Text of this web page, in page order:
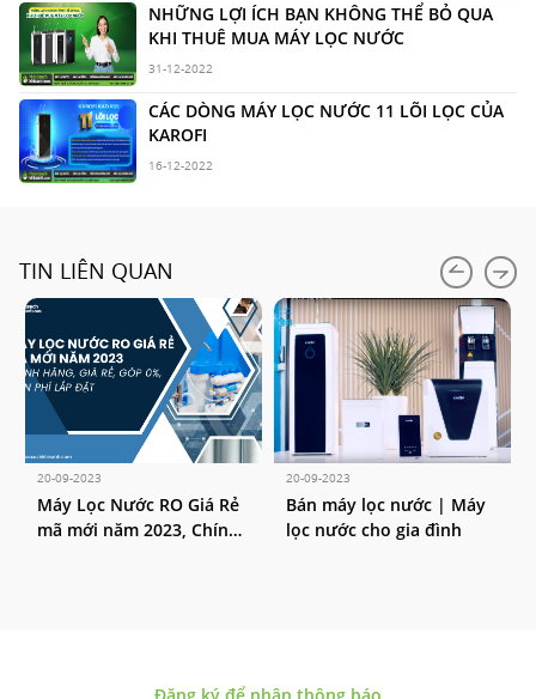
NHỮNG LỢI ÍCH BẠN KHÔNG THỂ BỎ QUA
KHI THUÊ MUA MÁY LỌC NƯỚC
31-12-2022
CÁC DÒNG MÁY LỌC NƯỚC 11 LÕI LỌC CỦA
KAROFI
16-12-2022
TIN LIÊN QUAN
20-09-2023
Máy Lọc Nước RO Giá Rẻ
mã mới năm 2023, Chính
20-09-2023
Bán máy lọc nước | Máy
lọc nước cho gia đình